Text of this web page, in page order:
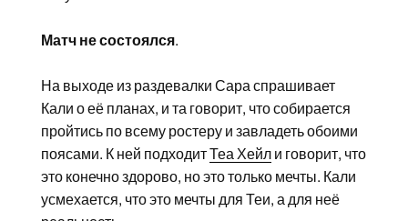
Матч не состоялся.
На выходе из раздевалки Сара спрашивает
Кали о её планах, и та говорит, что собирается
пройтись по всему ростеру и завладеть обоими
поясами. К ней подходитТеа Хейли говорит, что
это конечно здорово, но это только мечты. Кали
усмехается, что это мечты для Теи, а для неё